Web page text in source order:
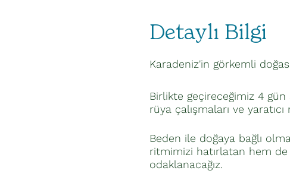
Detaylı Bilgi
Karadeniz'in görkemli
Birlikte geçireceğimiz 4
rüya çalışmaları ve
Beden ile doğaya bağlı
ritmimizi hatırlatan hem de
odaklanacağız.